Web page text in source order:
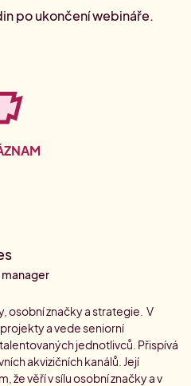
po ukončení webináře.
osobní značky a strategie. V
a vede seniorní
jednotlivců. Přispívá
akvizičních kanálů. Její
že věří v sílu osobní značky a v